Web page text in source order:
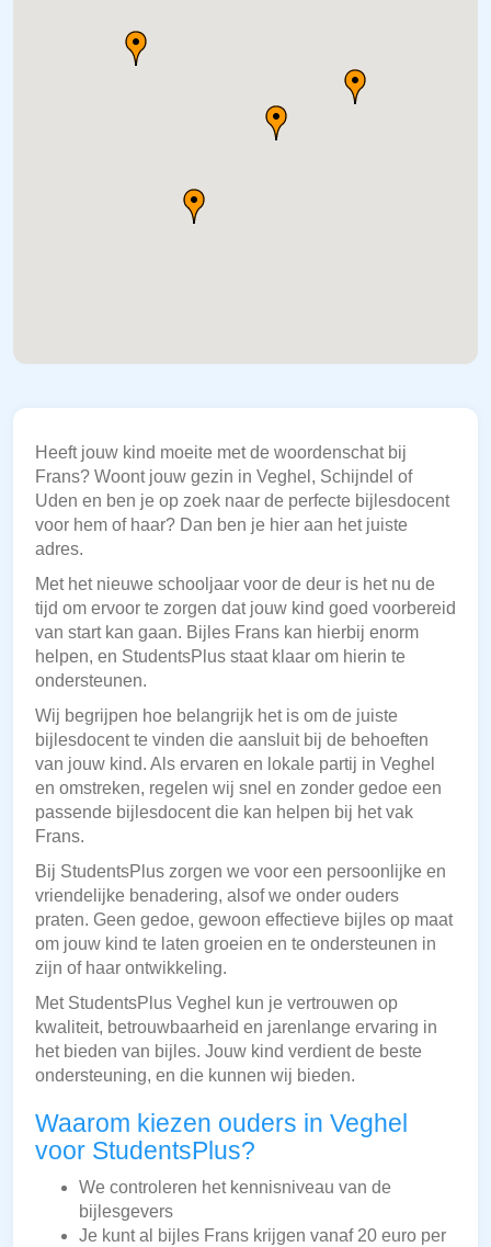
Heeft jouw kind moeite met de woordenschat bij
Frans? Woont jouw gezin in Veghel, Schijndel of
Uden en ben je op zoek naar de perfecte bijlesdocent
voor hem of haar? Dan ben je hier aan het juiste
adres.
Met het nieuwe schooljaar voor de deur is het nu de
tijd om ervoor te zorgen dat jouw kind goed voorbereid
van start kan gaan. Bijles Frans kan hierbij enorm
helpen, en StudentsPlus staat klaar om hierin te
ondersteunen.
Wij begrijpen hoe belangrijk het is om de juiste
bijlesdocent te vinden die aansluit bij de behoeften
van jouw kind. Als ervaren en lokale partij in Veghel
en omstreken, regelen wij snel en zonder gedoe een
passende bijlesdocent die kan helpen bij het vak
Frans.
Bij StudentsPlus zorgen we voor een persoonlijke en
vriendelijke benadering, alsof we onder ouders
praten. Geen gedoe, gewoon effectieve bijles op maat
om jouw kind te laten groeien en te ondersteunen in
zijn of haar ontwikkeling.
Met StudentsPlus Veghel kun je vertrouwen op
kwaliteit, betrouwbaarheid en jarenlange ervaring in
het bieden van bijles. Jouw kind verdient de beste
ondersteuning, en die kunnen wij bieden.
Waarom kiezen ouders in Veghel
voor StudentsPlus?
We controleren het kennisniveau van de
bijlesgevers
Je kunt al bijles Frans krijgen vanaf 20 euro per